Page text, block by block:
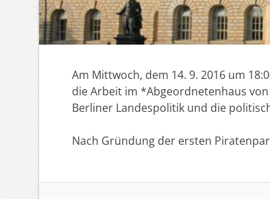
Am Mittwoch, dem 14. 9. 2016 um
die Arbeit im *Abgeordnetenhaus
Berliner Landespolitik und die
Nach Gründung der ersten